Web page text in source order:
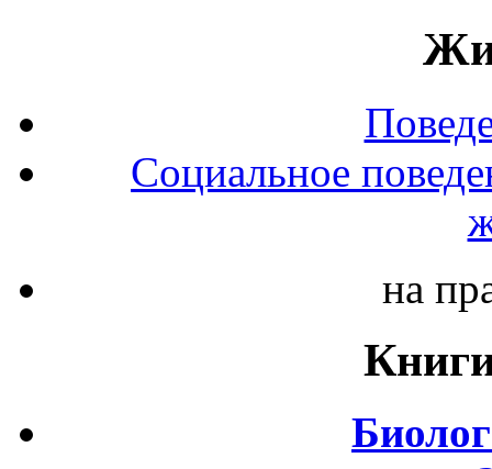
Социальное
на